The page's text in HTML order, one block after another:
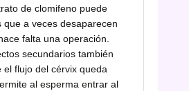
de clomifeno puede
que a veces desaparecen
falta una operación.
secundarios también
el flujo del cérvix queda
al esperma entrar al